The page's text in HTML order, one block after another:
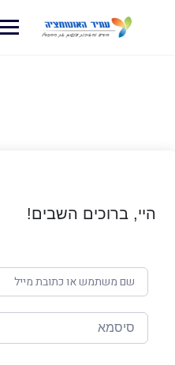
היי, ברוכים השבים!